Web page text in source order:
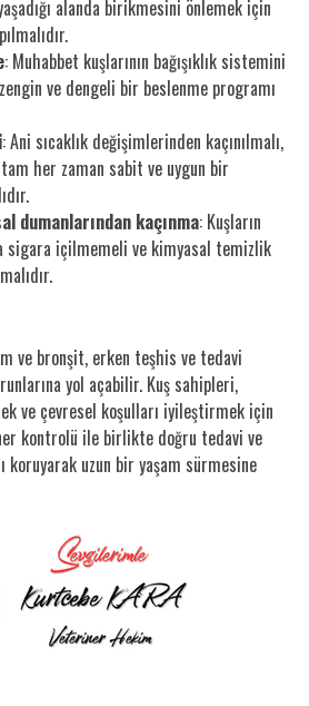
alanda birikmesini önlemek için
: Muhabbet kuşlarının bağışıklık sistemini
ve dengeli bir beslenme programı
: Ani sıcaklık değişimlerinden kaçınılmalı,
her zaman sabit ve uygun bir
dumanlarından kaçınma: Kuşların
sigara içilmemeli ve kimyasal temizlik
ve bronşit, erken teşhis ve tedavi
yol açabilir. Kuş sahipleri,
ve çevresel koşulları iyileştirmek için
kontrolü ile birlikte doğru tedavi ve
koruyarak uzun bir yaşam sürmesine